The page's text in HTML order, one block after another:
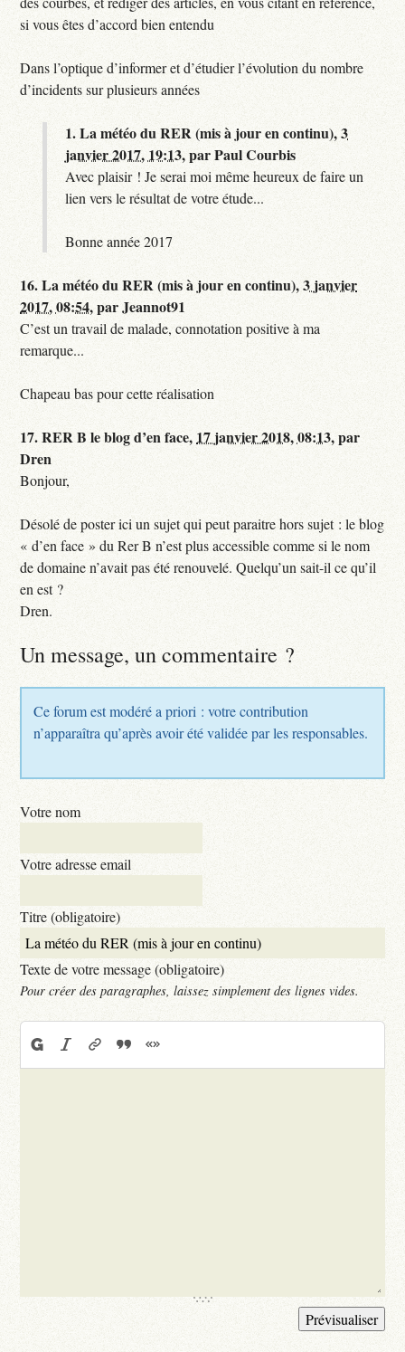
si vous êtes d’accord bien entendu
Dans l’optique d’informer et d’étudier l’évolution du nombre
d’incidents sur plusieurs années
1.La météo du RER (mis à jour en continu),3
janvier 2017, 19:13,parPaul Courbis
Avec plaisir ! Je serai moi même heureux de faire un
lien vers le résultat de votre étude...
Bonne année 2017
16.La météo du RER (mis à jour en continu),3 janvier
2017, 08:54,parJeannot91
C’est un travail de malade, connotation positive à ma
remarque...
Chapeau bas pour cette réalisation
17.RER B le blog d’en face, 17 janvier 2018, 08:13,par
Dren
Bonjour,
Désolé de poster ici un sujet qui peut paraitre hors sujet : le blog
« d’en face » du Rer B n’est plus accessible comme si le nom
de domaine n’avait pas été renouvelé. Quelqu’un sait-il ce qu’il
en est ?
Dren.
Un message, un commentaire ?
Ce forum est modéré a priori : votre contribution
n’apparaîtra qu’après avoir été validée par les responsables.
Votre nom
Votre adresse email
Titre (obligatoire)
Texte de votre message (obligatoire)
Pour créer des paragraphes, laissez simplement des lignes vides.